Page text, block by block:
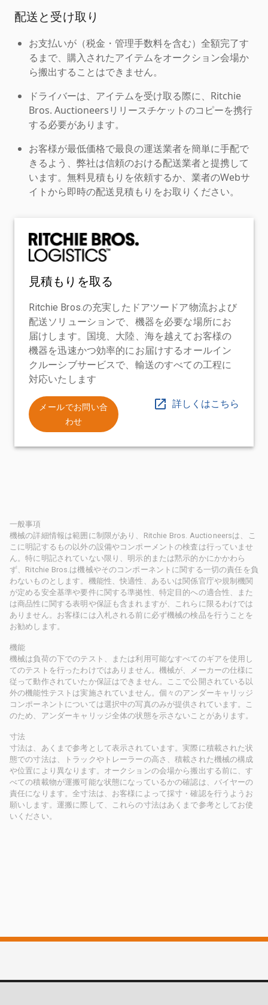
配送と受け取り
お支払いが（税金・管理手数料を含む）全額完了す
るまで、購入されたアイテムをオークション会場か
ら搬出することはできません。
ドライバーは、アイテムを受け取る際に、Ritchie
Bros. Auctioneersリリースチケットのコピーを携行
する必要があります。
お客様が最低価格で最良の運送業者を簡単に手配で
きるよう、弊社は信頼のおける配送業者と提携して
います。無料見積もりを依頼するか、業者のWebサ
イトから即時の配送見積もりをお取りください。
見積もりを取る
Ritchie Bros.の充実したドアツードア物流および
配送ソリューションで、機器を必要な場所にお
届けします。国境、大陸、海を越えてお客様の
機器を迅速かつ効率的にお届けするオールイン
クルーシブサービスで、輸送のすべての工程に
対応いたします
メールでお問い合
わせ
詳しくはこちら
一般事項
機械の詳細情報は範囲に制限があり、Ritchie Bros. Auctioneersは、こ
こに明記するもの以外の設備やコンポーメントの検査は行っていませ
ん。特に明記されていない限り、明示的または黙示的かにかかわら
ず、Ritchie Bros.は機械やそのコンポーネントに関する一切の責任を負
わないものとします。機能性、快適性、あるいは関係官庁や規制機関
が定める安全基準や要件に関する準拠性、特定目的への適合性、また
は商品性に関する表明や保証も含まれますが、これらに限るわけでは
ありません。お客様には入札される前に必ず機械の検品を行うことを
お勧めします。
機能
機械は負荷の下でのテスト、または利用可能なすべてのギアを使用し
てのテストを行ったわけではありません。機械が、メーカーの仕様に
従って動作されていたか保証はできません。ここで公開されている以
外の機能性テストは実施されていません。個々のアンダーキャリッジ
コンポーネントについては選択中の写真のみが提供されています。こ
のため、アンダーキャリッジ全体の状態を示さないことがあります。
寸法
寸法は、あくまで参考として表示されています。実際に積載された状
態での寸法は、トラックやトレーラーの高さ、積載された機械の構成
や位置により異なります。オークションの会場から搬出する前に、す
べての積載物が運搬可能な状態になっているかの確認は、バイヤーの
責任になります。全寸法は、お客様によって採寸・確認を行うようお
願いします。運搬に際して、これらの寸法はあくまで参考としてお使
いください。